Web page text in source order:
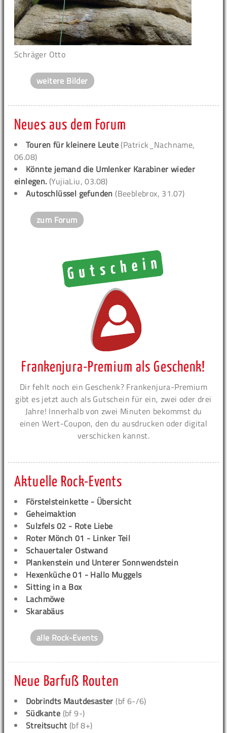
Schräger Otto
weitere Bilder
Neues aus dem Forum
Touren für kleinere Leute (Patrick_Nachname,
06.08)
Könnte jemand die Umlenker Karabiner wieder
einlegen. (YujiaLiu, 03.08)
Autoschlüssel gefunden (Beeblebrox, 31.07)
zum Forum
Frankenjura-Premium als Geschenk!
Dir fehlt noch ein Geschenk? Frankenjura-Premium
gibt es jetzt auch als Gutschein für ein, zwei oder drei
Jahre! Innerhalb von zwei Minuten bekommst du
einen Wert-Coupon, den du ausdrucken oder digital
verschicken kannst.
Aktuelle Rock-Events
Förstelsteinkette - Übersicht
Geheimaktion
Sulzfels 02 - Rote Liebe
Roter Mönch 01 - Linker Teil
Schauertaler Ostwand
Plankenstein und Unterer Sonnwendstein
Hexenküche 01 - Hallo Muggels
Sitting in a Box
Lachmöwe
Skarabäus
alle Rock-Events
Neue Barfuß Routen
Dobrindts Mautdesaster (bf 6-/6)
Südkante (bf 9-)
Streitsucht (bf 8+)